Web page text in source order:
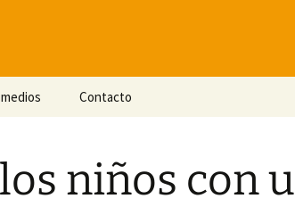
Contacto
niños con